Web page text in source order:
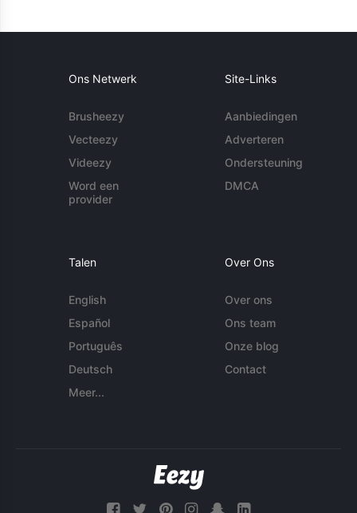
Ons Netwerk
Brusheezy
Vecteezy
Videezy
Word een
provider
Site-Links
Aanbiedingen
Adverteren
Ondersteuning
DMCA
Talen
English
Español
Português
Deutsch
Meer...
Over Ons
Over ons
Ons team
Onze blog
Contact